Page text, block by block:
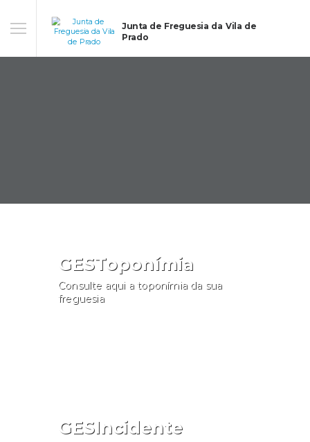
Junta de Freguesia da Vila de
Prado
GESToponímia
Consulte aqui a toponímia da sua
freguesia
GESIncidente